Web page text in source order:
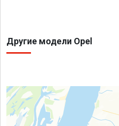
Другие модели Opel